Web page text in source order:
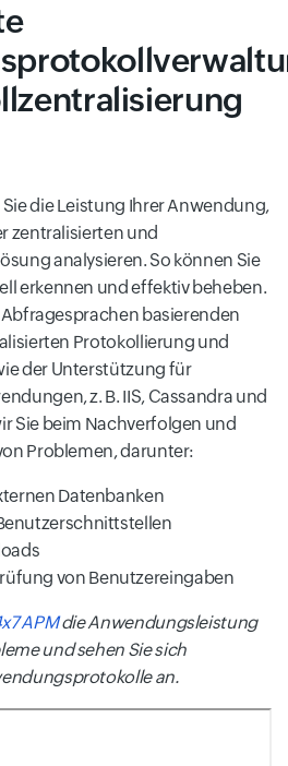
die Leistung Ihrer Anwendung,
zentralisierten und
analysieren. So können Sie
erkennen und effektiv beheben.
basierenden
Protokollierung und
der Unterstützung für
z. B. IIS, Cassandra und
Sie beim Nachverfolgen und
Problemen, darunter:
Datenbanken
von Benutzereingaben
APMdie Anwendungsleistung
und sehen Sie sich
an.